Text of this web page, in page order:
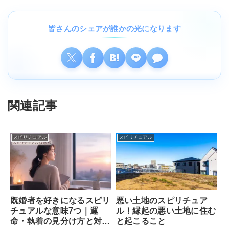
皆さんのシェアが誰かの光になります
関連記事
スピリチュアル
既婚者を好きになるスピリ
チュアルな意味7つ｜運
命・執着の見分け方と対処
スピリチュアル
悪い土地のスピリチュア
ル！縁起の悪い土地に住む
と起こること